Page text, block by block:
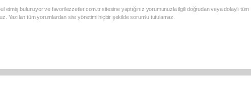
etmiş bulunuyor ve favorilezzetler.com.tr sitesine yaptığınız yorumunuzla ilgili doğrudan veya dolaylı tüm
Yazılan tüm yorumlardan site yönetimi hiçbir şekilde sorumlu tutulamaz.